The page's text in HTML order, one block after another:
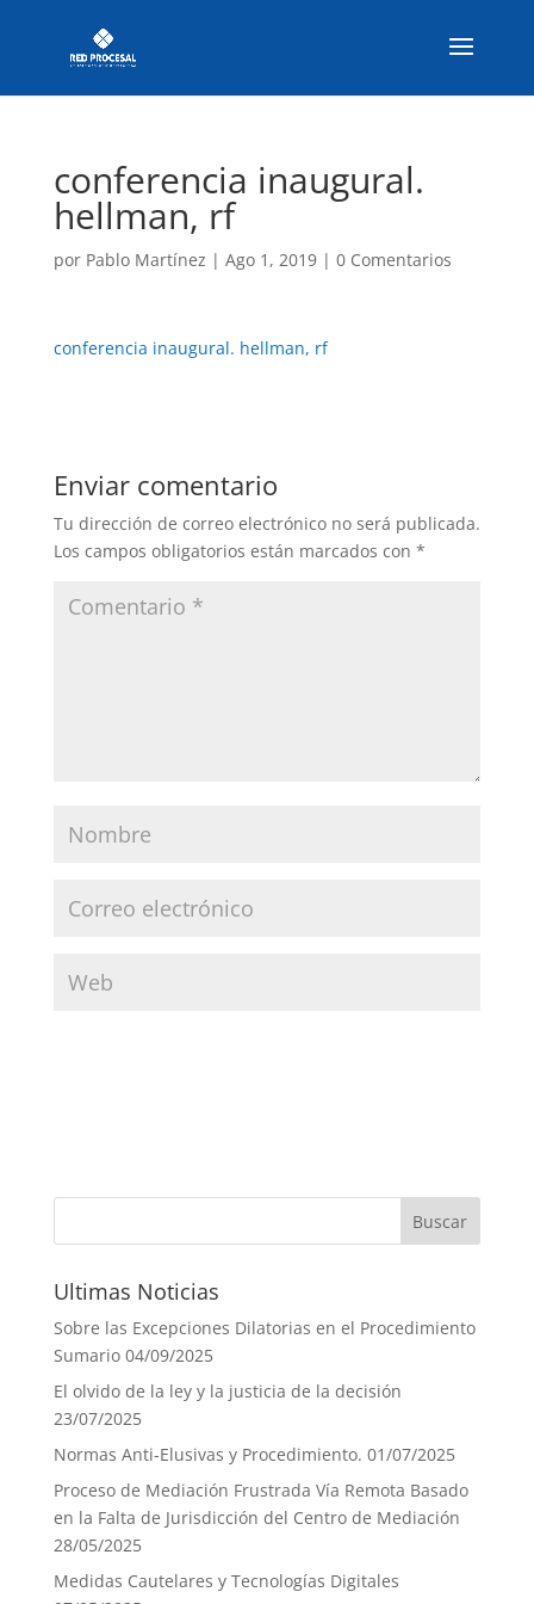
conferencia inaugural.
hellman, rf
por Pablo Martínez | Ago 1, 2019| 0 Comentarios
conferencia inaugural. hellman, rf
Enviar comentario
Tu dirección de correo electrónico no será publicada.
Los campos obligatorios están marcados con *
Ultimas Noticias
Sobre las Excepciones Dilatorias en el Procedimiento
Sumario 04/09/2025
El olvido de la ley y la justicia de la decisión
23/07/2025
Normas Anti-Elusivas y Procedimiento. 01/07/2025
Proceso de Mediación Frustrada Vía Remota Basado
en la Falta de Jurisdicción del Centro de Mediación
28/05/2025
Medidas Cautelares y Tecnologías Digitales